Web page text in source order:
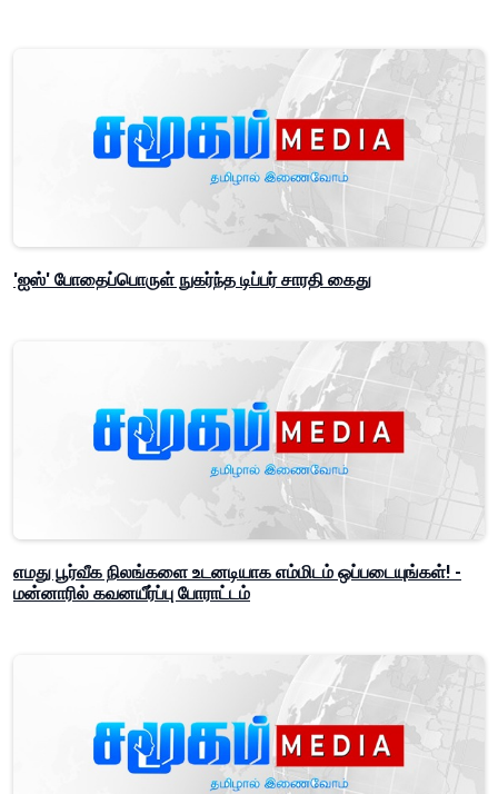
'ஐஸ்' போதைப்பொருள் நுகர்ந்த டிப்பர் சாரதி கைது
எமது பூர்வீக நிலங்களை உடனடியாக எம்மிடம் ஒப்படையுங்கள்! -
மன்னாரில் கவனயீர்ப்பு போராட்டம்